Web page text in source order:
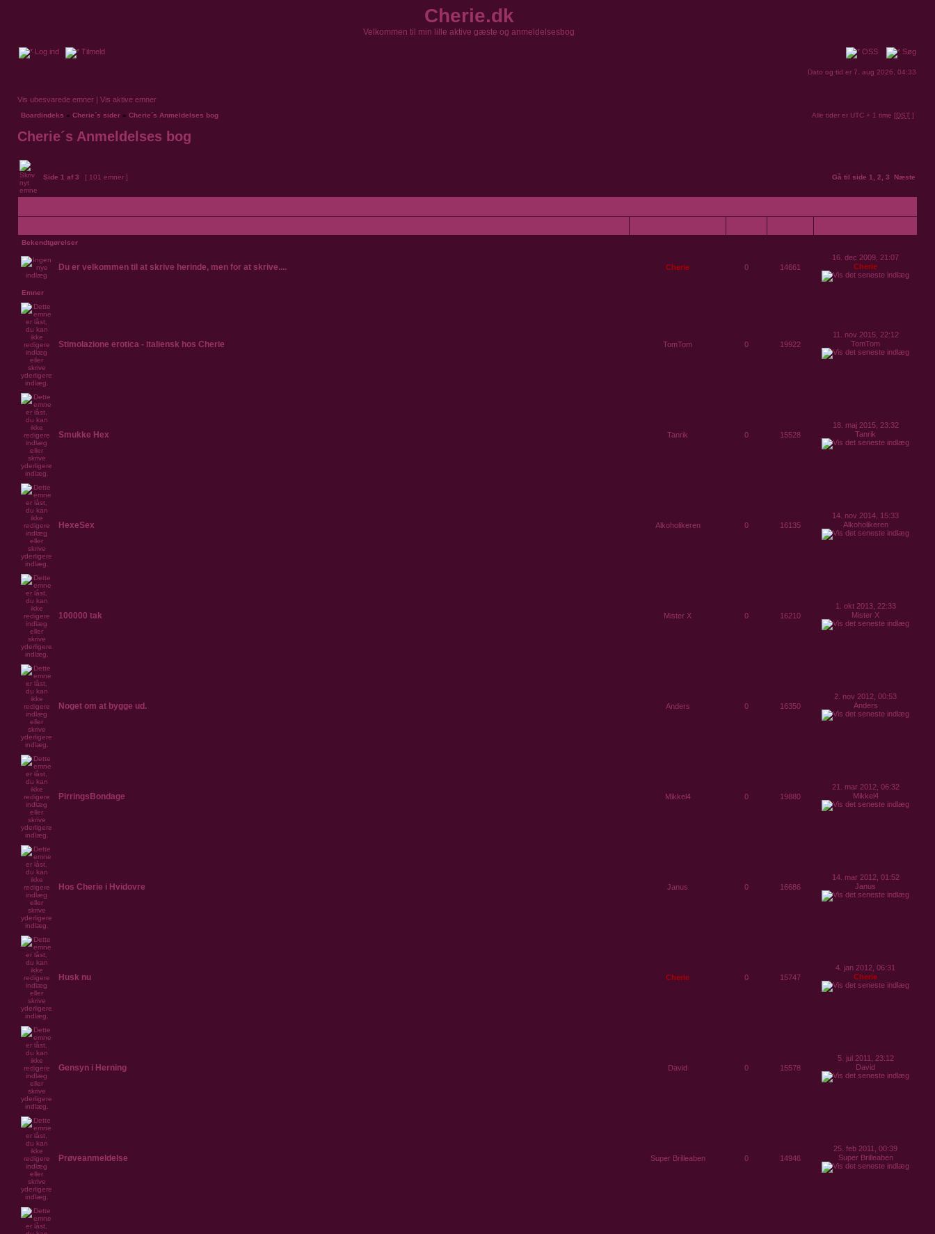
Cherie.dk
Velkommen til min lille aktive gæste og anmeldelsesbog
Log ind Tilmeld OSS Søg
Dato og tid er 7. aug 2026, 04:33
Vis ubesvarede emner | Vis aktive emner
Boardindeks » Cherie´s sider » Cherie´s Anmeldelses bog Alle tider er UTC + 1 time [DST ]
Cherie´s Anmeldelses bog
Side 1 af3 [ 101 emner ] Gå til side 1 2 3 Næste
Bekendtgørelser
Du er velkommen til at skrive herinde, men for at skrive.... Cherie 0 14661
16. dec 2009, 21:07
Cherie
Emner
Stimolazione erotica - italiensk hos Cherie TomTom 0 19922
11. nov 2015, 22:12
TomTom
Smukke Hex Tanrik 0 15528
18. maj 2015, 23:32
Tanrik
HexeSex Alkoholikeren 0 16135
14. nov 2014, 15:33
Alkoholikeren
100000 tak Mister X 0 16210
1. okt 2013, 22:33
Mister X
Noget om at bygge ud. Anders 0 16350
2. nov 2012, 00:53
Anders
PirringsBondage Mikkel4 0 19880
21. mar 2012, 06:32
Mikkel4
Hos Cherie i Hvidovre Janus 0 16686
14. mar 2012, 01:52
Janus
Husk nu Cherie 0 15747
4. jan 2012, 06:31
Cherie
Gensyn i Herning David 0 15578
5. jul 2011, 23:12
David
Prøveanmeldelse Super Brilleaben 0 14946
25. feb 2011, 00:39
Super Brilleaben